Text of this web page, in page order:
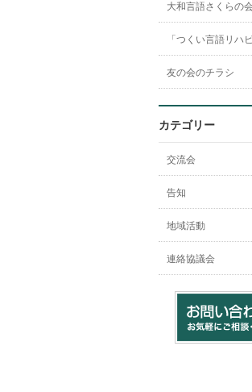
大和言語さくらの
「つくい言語リハ
友の会のチラシ
カテゴリー
交流会
告知
地域活動
連絡協議会